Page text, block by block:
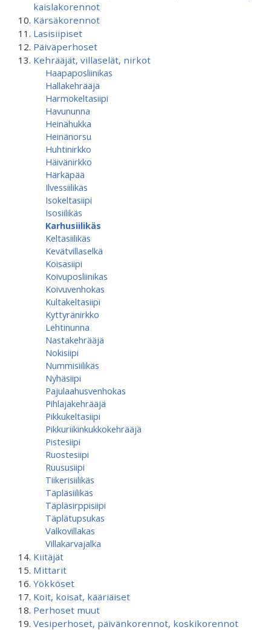
kaislakorennot
Kärsäkorennot
Lasisiipiset
Päiväperhoset
Kehrääjät, villaselät, nirkot
Haapaposliinikas
Hallakehrääjä
Harmokeltasiipi
Havununna
Heinähukka
Heinänorsu
Huhtinirkko
Häivänirkko
Härkäpää
Ilvessiilikäs
Isokeltasiipi
Isosiilikäs
Karhusiilikäs
Keltasiilikäs
Kevätvillaselkä
Koisasiipi
Koivuposliinikas
Koivuvenhokas
Kultakeltasiipi
Kyttyränirkko
Lehtinunna
Nastakehrääjä
Nokisiipi
Nummisiilikäs
Nyhäsiipi
Pajulaahusvenhokas
Pihlajakehrääjä
Pikkukeltasiipi
Pikkuriikinkukkokehrääjä
Pistesiipi
Ruostesiipi
Ruususiipi
Tiikerisiilikäs
Täpläsiilikäs
Täpläsirppisiipi
Täplätupsukas
Valkovillakas
Villakarvajalka
Kiitäjät
Mittarit
Yökköset
Koit, koisat, kääriäiset
Perhoset muut
Vesiperhoset, päivänkorennot, koskikorennot